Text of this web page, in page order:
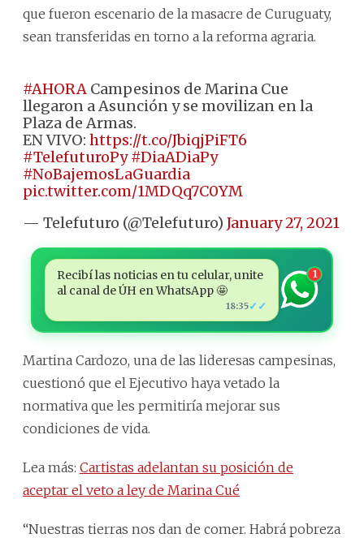
que fueron escenario de la masacre de Curuguaty,
sean transferidas en torno a la reforma agraria.
#AHORA Campesinos de Marina Cue
llegaron a Asunción y se movilizan en la
Plaza de Armas.
EN VIVO: https://t.co/JbiqjPiFT6
#TelefuturoPy #DiaADiaPy
#NoBajemosLaGuardia
pic.twitter.com/1MDQq7C0YM
— Telefuturo (@Telefuturo) January 27, 2021
Recibí las noticias en tu celular, unite
al canal de ÚH en WhatsApp 🤩
18:35✓✓
1
Martina Cardozo, una de las lideresas campesinas,
cuestionó que el Ejecutivo haya vetado la
normativa que les permitiría mejorar sus
condiciones de vida.
Lea más: Cartistas adelantan su posición de
aceptar el veto a ley de Marina Cué
“Nuestras tierras nos dan de comer. Habrá pobreza